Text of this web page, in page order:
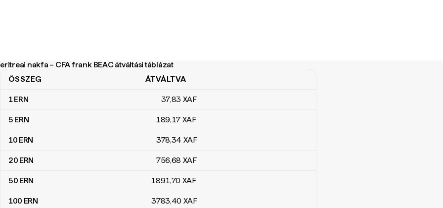
eritreai nakfa – CFA frank BEAC átváltási táblázat
eritreai nakfa – CFA frank BEAC átváltási táblázat
ÖSSZEG ÁTVÁLTVA
1ERN 37,83 XAF
5 ERN 189,17 XAF
10 ERN 378,34 XAF
20 ERN 756,68 XAF
50 ERN 1891,70 XAF
100 ERN 3783,40 XAF